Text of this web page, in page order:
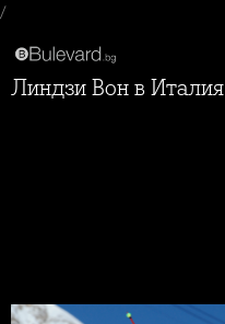
/
Линдзи Вон в Италия